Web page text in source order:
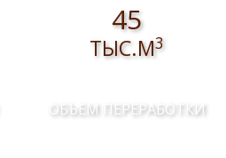
45
ТЫС.М3
ОБЪЕМ ПЕРЕРАБОТКИ